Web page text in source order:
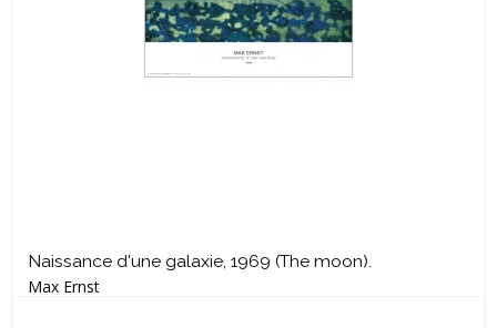
Naissance d'une galaxie, 1969 (The moon).
Max Ernst